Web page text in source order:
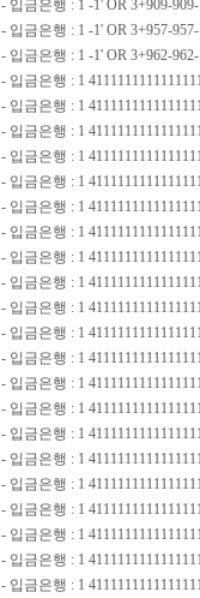
- 입금은행 : 1 -1' OR 3+909-
- 입금은행 : 1 -1' OR 3+957-
- 입금은행 : 1 -1' OR 3+962-
- 입금은행 : 1
- 입금은행 : 1
- 입금은행 : 1
- 입금은행 : 1
- 입금은행 : 1
- 입금은행 : 1
- 입금은행 : 1
- 입금은행 : 1
- 입금은행 : 1
- 입금은행 : 1
- 입금은행 : 1
- 입금은행 : 1
- 입금은행 : 1
- 입금은행 : 1
- 입금은행 : 1
- 입금은행 : 1
- 입금은행 : 1
- 입금은행 : 1
- 입금은행 : 1
- 입금은행 : 1
- 입금은행 : 1